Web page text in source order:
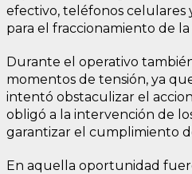
efectivo, teléfonos celulares
para el fraccionamiento de la
Durante el operativo
momentos de tensión, ya
intentó obstaculizar el
obligó a la intervención de
garantizar el cumplimiento
En aquella oportunidad